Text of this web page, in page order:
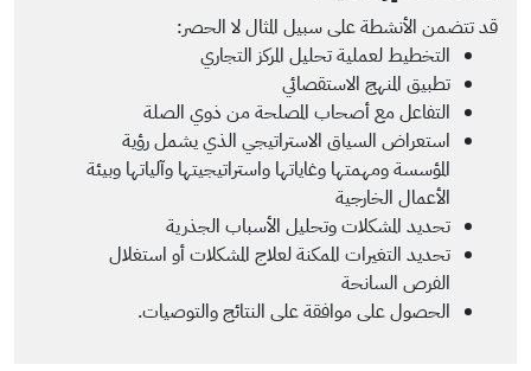
قد تتضمن الأنشطة على سبيل المثال لا الحصر:
التخطيط لعملية تحليل المركز التجاري
تطبيق المنهج الاستقصائي
التفاعل مع أصحاب المصلحة من ذوي الصلة
استعراض السياق الاستراتيجي الذي يشمل رؤية
المؤسسة ومهمتها وغاياتها واستراتيجيتها وآلياتها وبيئة
الأعمال الخارجية
تحديد المشكلات وتحليل الأسباب الجذرية
تحديد التغيرات الممكنة لعلاج المشكلات أو استغلال
الفرص السانحة
الحصول على موافقة على النتائج والتوصيات.